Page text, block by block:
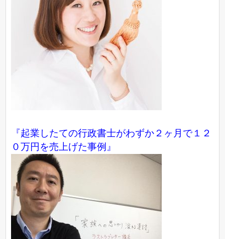
『起業したての行政書士がわずか２ヶ月で１２
０万円を売上げた事例』